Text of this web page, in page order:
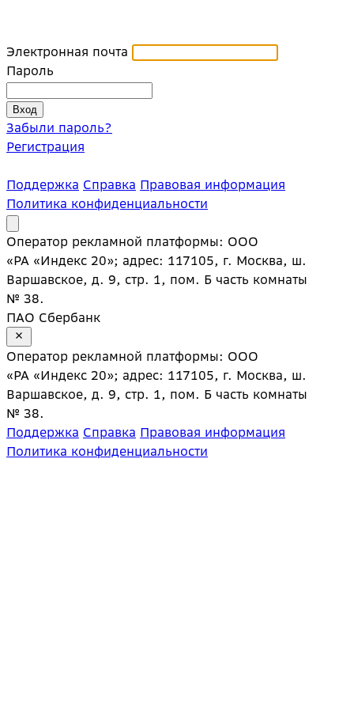
Электронная почта
Пароль
Забыли пароль?
Регистрация
Поддержка Справка Правовая информация
Политика конфиденциальности
Оператор рекламной платформы: ООО
«РА «Индекс 20»; адрес: 117105, г. Москва, ш.
Варшавское, д. 9, стр. 1, пом. Б часть комнаты
№ 38.
ПАО Сбербанк
Оператор рекламной платформы: ООО
«РА «Индекс 20»; адрес: 117105, г. Москва, ш.
Варшавское, д. 9, стр. 1, пом. Б часть комнаты
№ 38.
Поддержка Справка Правовая информация
Политика конфиденциальности